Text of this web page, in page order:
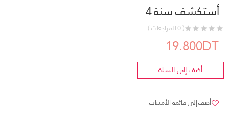
أستكشف سنة 4
( 0 المراجعات )
19.800DT
أضف إلى السلة
أضف إلى قائمة الأمنيات